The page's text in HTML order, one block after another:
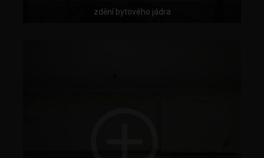
zdění bytového jádra